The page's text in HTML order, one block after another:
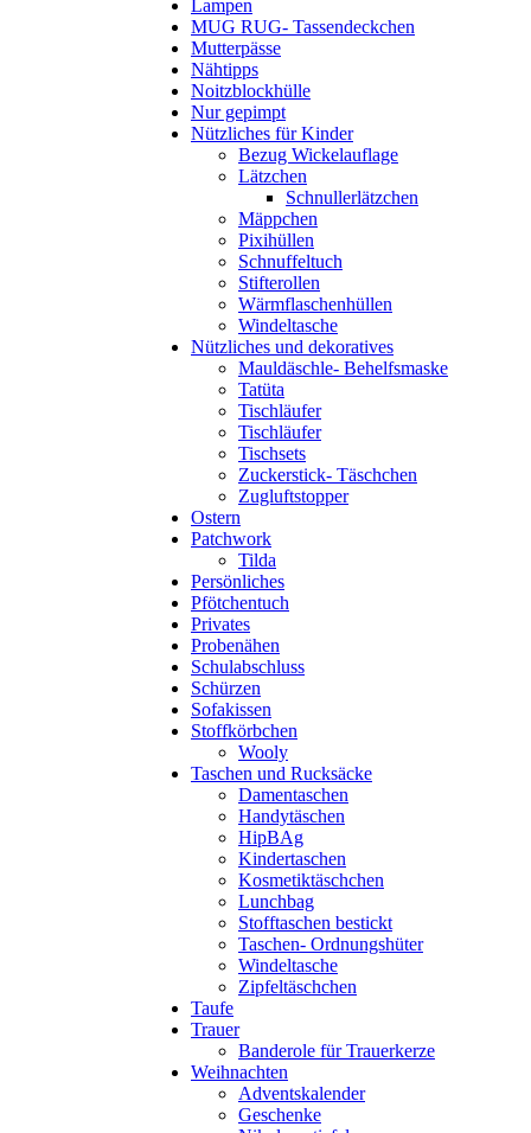
Lampen
MUG RUG- Tassendeckchen
Mutterpässe
Nähtipps
Noitzblockhülle
Nur gepimpt
Nützliches für Kinder
Bezug Wickelauflage
Lätzchen
Schnullerlätzchen
Mäppchen
Pixihüllen
Schnuffeltuch
Stifterollen
Wärmflaschenhüllen
Windeltasche
Nützliches und dekoratives
Mauldäschle- Behelfsmaske
Tatüta
Tischläufer
Tischläufer
Tischsets
Zuckerstick- Täschchen
Zugluftstopper
Ostern
Patchwork
Tilda
Persönliches
Pfötchentuch
Privates
Probenähen
Schulabschluss
Schürzen
Sofakissen
Stoffkörbchen
Wooly
Taschen und Rucksäcke
Damentaschen
Handytäschen
HipBAg
Kindertaschen
Kosmetiktäschchen
Lunchbag
Stofftaschen bestickt
Taschen- Ordnungshüter
Windeltasche
Zipfeltäschchen
Taufe
Trauer
Banderole für Trauerkerze
Weihnachten
Adventskalender
Geschenke